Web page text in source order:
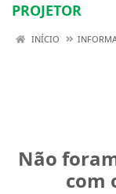
PROJETOR
INÍCIO
Não
com